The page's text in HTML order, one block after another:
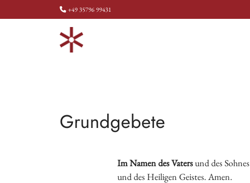
+49 35796 99431
Grundgebete
Im Namen des Vatersund des Sohnes
und des Heiligen Geistes. Amen.